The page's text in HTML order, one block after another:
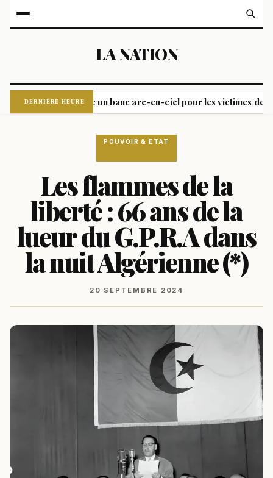
LA NATION
DERNIÈRE HEURE
Berlin dévoile un banc arc-en-ciel pour les victimes de
POUVOIR & ÉTAT
Les flammes de la
liberté : 66 ans de la
lueur du G.P.R.A dans
la nuit Algérienne (*)
20 SEPTEMBRE 2024